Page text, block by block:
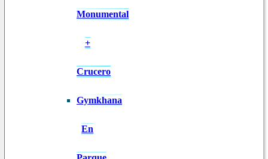
Monumental
+
Crucero
Gymkhana
En